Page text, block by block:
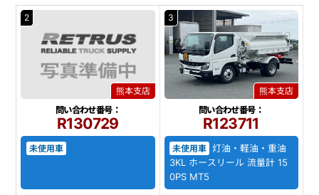
2
熊本支店
問い合わせ番号：
R130729
未使用車
3
熊本支店
問い合わせ番号：
R123711
未使用車 灯油・軽油・重油
3KL ホースリール 流量計 15
0PS MT5